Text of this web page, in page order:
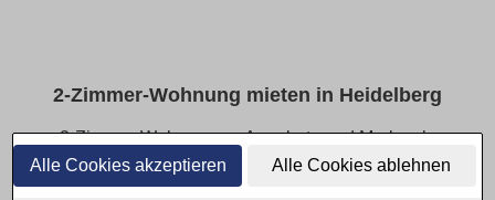
Alle Cookies akzeptieren Alle Cookies ablehnen
2-Zimmer-Wohnung mieten in Heidelberg
2-Zimmer-Wohnungen: Angebote und Merkmale
vergleichen